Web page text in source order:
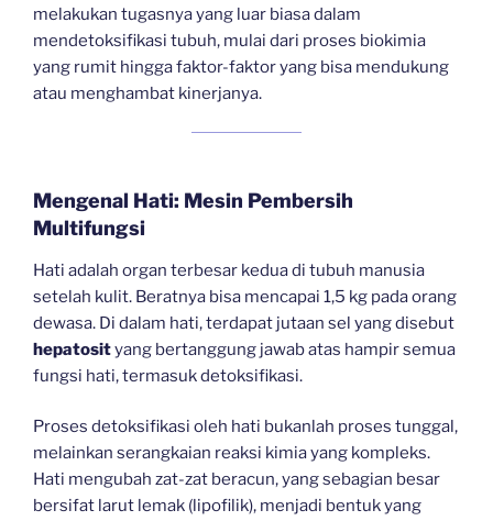
melakukan tugasnya yang luar biasa dalam
mendetoksifikasi tubuh, mulai dari proses biokimia
yang rumit hingga faktor-faktor yang bisa mendukung
atau menghambat kinerjanya.
Mengenal Hati: Mesin Pembersih
Multifungsi
Hati adalah organ terbesar kedua di tubuh manusia
setelah kulit. Beratnya bisa mencapai 1,5 kg pada orang
dewasa. Di dalam hati, terdapat jutaan sel yang disebut
hepatosityang bertanggung jawab atas hampir semua
fungsi hati, termasuk detoksifikasi.
Proses detoksifikasi oleh hati bukanlah proses tunggal,
melainkan serangkaian reaksi kimia yang kompleks.
Hati mengubah zat-zat beracun, yang sebagian besar
bersifat larut lemak (lipofilik), menjadi bentuk yang